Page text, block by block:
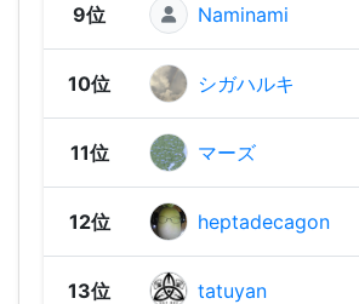
9位 Naminami
10位 シガハルキ
11位 マーズ
12位 heptadecagon
13位 tatuyan